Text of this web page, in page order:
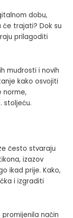
dobu,
će trajati? Dok su
prilagoditi
mudrosti i novih
kako osvojiti
norme,
stoljeću.
često stvaraju
izazov
ikad prije. Kako,
i izgraditi
način